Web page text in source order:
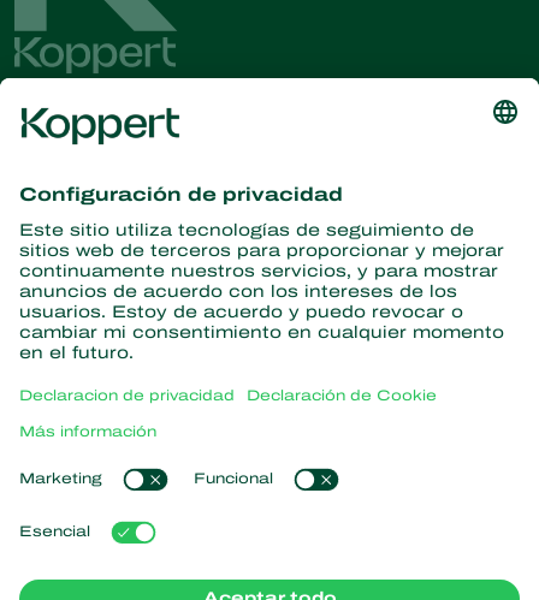
información
Suscríbase aquí
Partners with Nature
Avispas parasitoides
Nematodos benéficos
Protección de cultivos
Acerca de Koppert
Noticias e información
Trabajar en Koppert
Contáctanos
Enlaces populares
Experiencias de los usuarios
Koppert Global